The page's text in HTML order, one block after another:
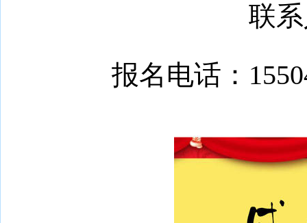
联
报名电话：